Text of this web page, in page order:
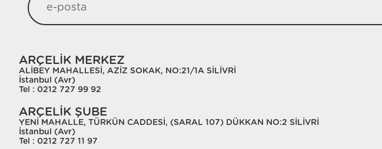
ARÇELİK MERKEZ
ALİBEY MAHALLESİ, AZİZ SOKAK, NO:21/1A SİLİVRİ
İstanbul (Avr)
Tel : 0212 727 99 92
ARÇELİK ŞUBE
YENİ MAHALLE, TÜRKÜN CADDESİ, (SARAL 107) DÜKKAN NO:2 SİLİVRİ
İstanbul (Avr)
Tel : 0212 727 11 97